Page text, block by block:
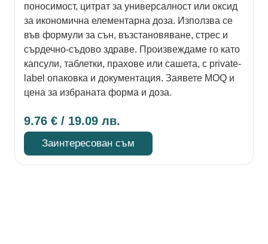
поносимост, цитрат за универсалност или оксид
за икономична елементарна доза. Използва се
във формули за сън, възстановяване, стрес и
сърдечно-съдово здраве. Произвеждаме го като
капсули, таблетки, прахове или сашета, с private-
label опаковка и документация. Заявете MOQ и
цена за избраната форма и доза.
9.76 € / 19.09 лв.
Заинтересован съм